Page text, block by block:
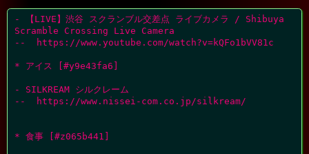
- 【LIVE】渋谷 スクランブル交差点 ライブカメラ / Shibuya
Scramble Crossing Live Camera
--  https://www.youtube.com/watch?v=kQFo1bVV81c
* アイス [#y9e43fa6]
- SILKREAM シルクレーム
--  https://www.nissei-com.co.jp/silkream/
* 食事 [#z065b441]